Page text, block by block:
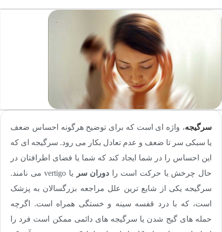
سرگیجه، واژه ای است که برای توضیح هرگونه احساس ضعف
یا سبکی سر تا ضعف و عدم تعادل بکار می رود. سرگیجه ای که
این احساس را در شما ایجاد کند که شما یا فضای اطرافتان در
حال چرخش یا حرکت است را دوران سر
یا vertigo می نامند.
سرگیجه یکی از شایع ترین علل مراجعه بزرگسالان به پزشک
است، که با درد قفسه سینه و خستگی همراه است. اگرچه
حمله های گیج شدن یا سرگیجه های دائمی ممکن است فرد را